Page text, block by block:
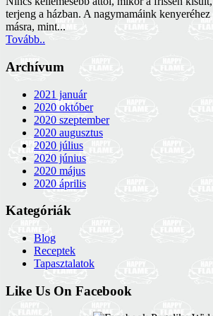
terjeng a házban. A nagymamáink
másra, mint...
Tovább..
Archívum
2021 január
2020 október
2020 szeptember
2020 augusztus
2020 július
2020 június
2020 május
2020 április
Kategóriák
Blog
Receptek
Tapasztalatok
Like Us On Facebook